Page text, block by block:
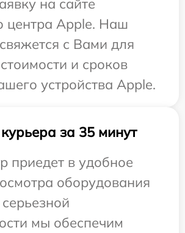
на сайте
центра Apple. Наш
с Вами для
и сроков
устройства Apple.
за 35 минут
приедет в удобное
оборудования
мы обеспечим